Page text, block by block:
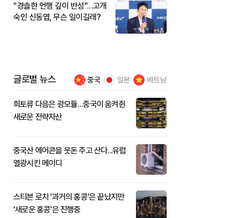
"경솔한 언행 깊이 반성"…고개
숙인 신동엽, 무슨 일이길래?
글로벌 뉴스 중국 일본 베트남
희토류 다음은 광모듈…중국이 움켜쥔
새로운 전략자산
중국산 에어콘을 웃돈 주고 산다...유럽
열광시킨 메이디
스티븐 로치 '과거의 홍콩'은 끝났지만
'새로운 홍콩'은 진행중